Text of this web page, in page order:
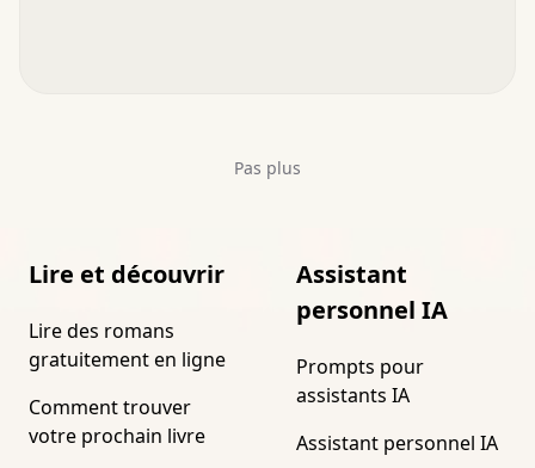
Pas plus
Lire et découvrir
Lire des romans
gratuitement en ligne
Comment trouver
votre prochain livre
Assistant
personnel IA
Prompts pour
assistants IA
Assistant personnel IA